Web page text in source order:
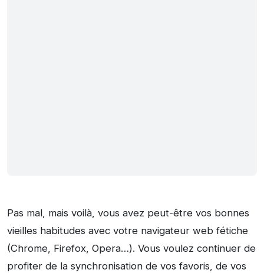
Pas mal, mais voilà, vous avez peut-être vos bonnes
vieilles habitudes avec votre navigateur web fétiche
(Chrome, Firefox, Opera…). Vous voulez continuer de
profiter de la synchronisation de vos favoris, de vos